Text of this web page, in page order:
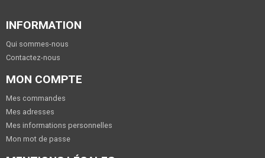
INFORMATION
Qui sommes-nous
Contactez-nous
MON COMPTE
Mes commandes
Mes adresses
Mes informations personnelles
Mon mot de passe